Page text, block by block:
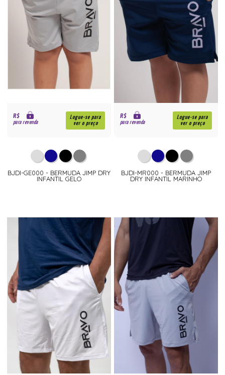
R$
para revenda
Logue-se para
ver o preço
BJDI-GE000 - BERMUDA JIMP DRY
INFANTIL GELO
R$
para revenda
Logue-se para
ver o preço
BJDI-MR000 - BERMUDA JIMP
DRY INFANTIL MARINHO